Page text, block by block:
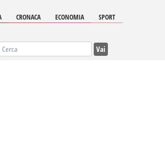
CRONACA ECONOMIA SPORT
Vai